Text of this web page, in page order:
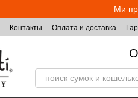
Ми
Контакты Оплата и доставка